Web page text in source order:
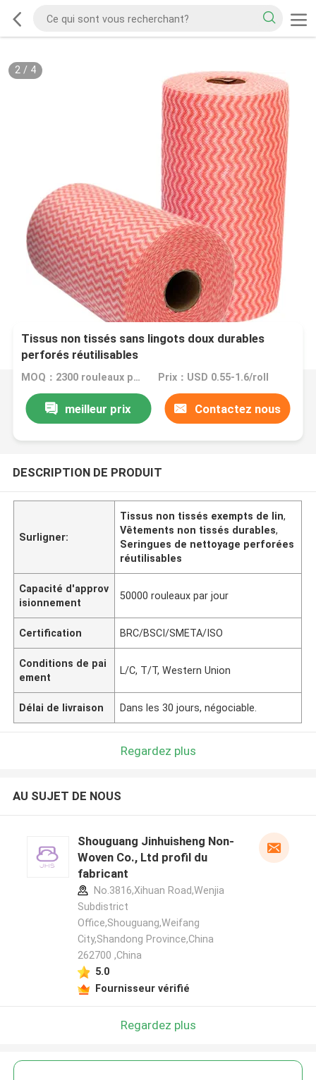
2/ 4
Tissus non tissés sans lingots doux durables
perforés réutilisables
MOQ：2300 rouleaux par couleur Prix：USD 0.55-1.6/roll
meilleur prix Contactez nous
DESCRIPTION DE PRODUIT
Surligner:
Tissus non tissés exempts de lin,
Vêtements non tissés durables,
Seringues de nettoyage perforées
réutilisables
Capacité d'approv
isionnement
50000 rouleaux par jour
Certification BRC/BSCI/SMETA/ISO
Conditions de pai
ement
L/C, T/T, Western Union
Délai de livraison Dans les 30 jours, négociable.
Regardez plus
AU SUJET DE NOUS
Shouguang Jinhuisheng Non-
Woven Co., Ltd profil du
fabricant
No.3816,Xihuan Road,Wenjia
Subdistrict
Office,Shouguang,Weifang
City,Shandong Province,China
262700 ,China
5.0
Fournisseur vérifié
Regardez plus